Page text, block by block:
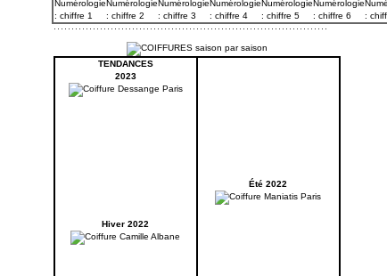
TENDANCES
2023
Hiver 2022
Été 2022